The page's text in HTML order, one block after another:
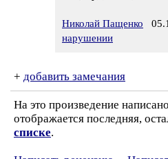
Николай Пащенко
нарушении
+ добавить замечания
На это произведение написано
отображается последняя,
списке.